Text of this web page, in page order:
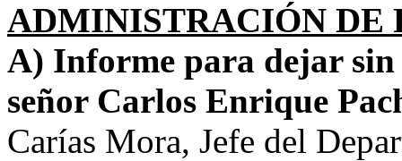
ADMINISTRACIÓN DE
A) Informe para dejar
señor Carlos Enrique
Carías Mora, Jefe del